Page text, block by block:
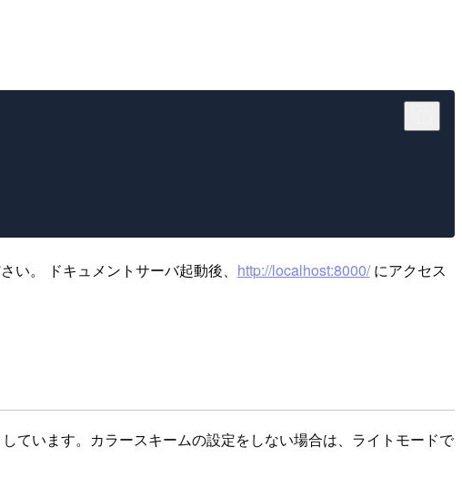
い。 ドキュメントサーバ起動後、 http://localhost:8000/にアクセス
ています。カラースキームの設定をしない場合は、ライトモードで